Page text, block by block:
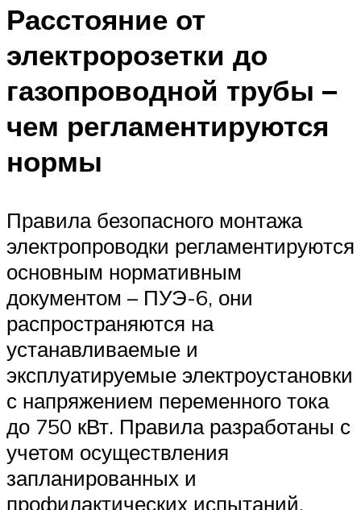
Расстояние от
электророзетки до
газопроводной трубы –
чем регламентируются
нормы
Правила безопасного монтажа
электропроводки регламентируются
основным нормативным
документом – ПУЭ-6, они
распространяются на
устанавливаемые и
эксплуатируемые электроустановки
с напряжением переменного тока
до 750 кВт. Правила разработаны с
учетом осуществления
запланированных и
профилактических испытаний,